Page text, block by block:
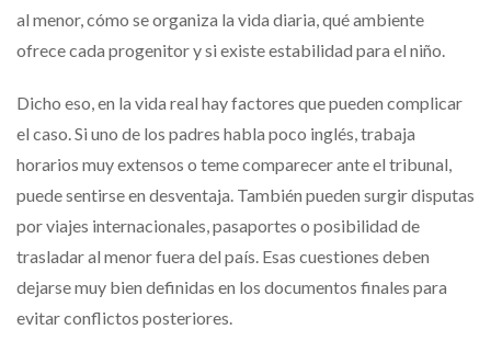
al menor, cómo se organiza la vida diaria, qué ambiente
ofrece cada progenitor y si existe estabilidad para el niño.
Dicho eso, en la vida real hay factores que pueden complicar
el caso. Si uno de los padres habla poco inglés, trabaja
horarios muy extensos o teme comparecer ante el tribunal,
puede sentirse en desventaja. También pueden surgir disputas
por viajes internacionales, pasaportes o posibilidad de
trasladar al menor fuera del país. Esas cuestiones deben
dejarse muy bien definidas en los documentos finales para
evitar conflictos posteriores.